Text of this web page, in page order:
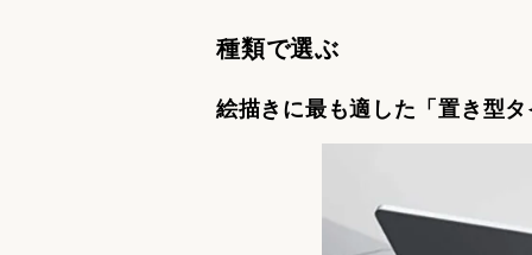
種類で選ぶ
絵描きに最も適した「置き型